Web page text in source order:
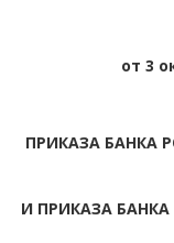
от 3
ПРИКАЗА БАНКА
И ПРИКАЗА БАНКА